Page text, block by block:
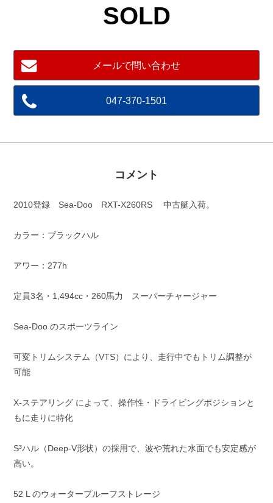
SOLD
メールで問い合わせ
047-370-1501
コメント
2010登録 Sea-Doo RXT-X260RS 中古艇入荷。
カラー：ブラックハル
アワー：277h
定員3名・1,494cc・260馬力 スーパーチャージャー
Sea-Doo のスポーツライン
可変トリムシステム（VTS）により、走行中でもトリム調整が
可能
X-ステアリング によって、操作性・ドライビングポジションと
もに走りに特化
S³ハル（Deep-V形状）の採用で、波や荒れた水面でも安定感が
高い。
52 L のウォータープルーフストレージ